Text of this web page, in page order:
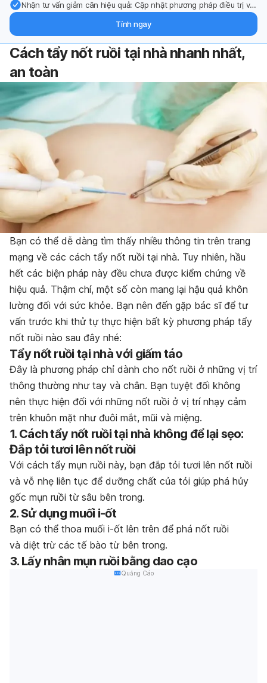
Nhận tư vấn giảm cân hiệu quả: Cập nhật phương pháp điều trị và
Tính ngay
Cách tẩy nốt ruồi tại nhà nhanh nhất,
an toàn
Bạn có thể dễ dàng tìm thấy nhiều thông tin trên trang
mạng về các cách tẩy nốt ruồi tại nhà. Tuy nhiên, hầu
hết các biện pháp này đều chưa được kiểm chứng về
hiệu quả. Thậm chí, một số còn mang lại hậu quả khôn
lường đối với sức khỏe. Bạn nên đến gặp bác sĩ để tư
vấn trước khi thử tự thực hiện bất kỳ phương pháp tẩy
nốt ruồi nào sau đây nhé:
Tẩy nốt ruồi tại nhà với giấm táo
Đây là phương pháp chỉ dành cho nốt ruồi ở những vị trí
thông thường như tay và chân. Bạn tuyệt đối không
nên thực hiện đối với những nốt ruồi ở vị trí nhạy cảm
trên khuôn mặt như đuôi mắt, mũi và miệng.
1. Cách tẩy nốt ruồi tại nhà không để lại sẹo:
Đắp tỏi tươi lên nốt ruồi
Với cách tẩy mụn ruồi này, bạn đắp tỏi tươi lên nốt ruồi
và vỗ nhẹ liên tục để dưỡng chất của tỏi giúp phá hủy
gốc mụn ruồi từ sâu bên trong.
2. Sử dụng muối i-ốt
Bạn có thể thoa muối i-ốt lên trên để phá nốt ruồi
và diệt trừ các tế bào từ bên trong.
3. Lấy nhân mụn ruồi bằng dao cạo
Quảng Cáo